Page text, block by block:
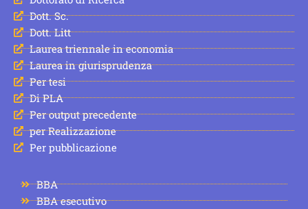
Dott. Sc.
Dott. Litt
Laurea triennale in economia
Laurea in giurisprudenza
Per tesi
Di PLA
Per output precedente
per Realizzazione
Per pubblicazione
BBA
BBA esecutivo